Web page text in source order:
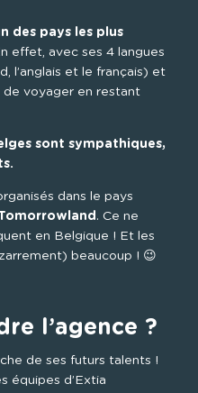
des pays les plus
effet, avec ses 4 langues
l’anglais et le français) et
de voyager en restant
sont sympathiques,
dans le pays
. Ce ne
en Belgique ! Et les
beaucoup ! 😉
l’agence ?
de ses futurs talents !
équipes d’Extia